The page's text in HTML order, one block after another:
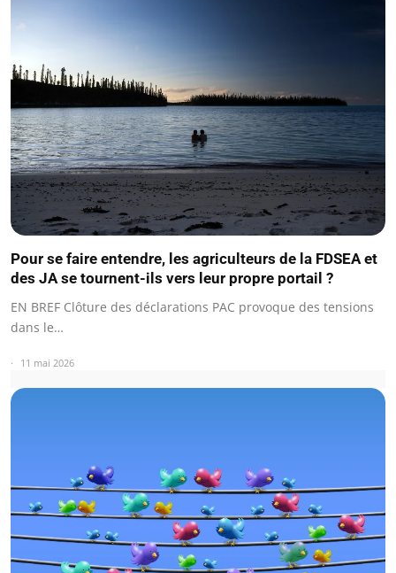
Pour se faire entendre, les agriculteurs de la FDSEA et
des JA se tournent-ils vers leur propre portail ?
EN BREF Clôture des déclarations PAC provoque des tensions
dans le…
11 mai 2026